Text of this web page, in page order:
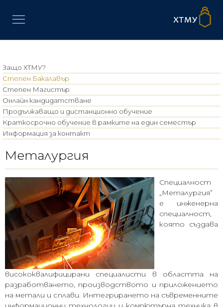
Защо ХТМУ?
Степен Бакалавър
Степен Магистър
Онлайн кандидатстване
Продължаващо и дистанционно обучение
Краткосрочно обучение в рамките на един семестър
Информация за контакт
Металургия
Специалност
„Металургия”
е инженерна
специалност,
която създава
висококвалифицирани специалисти в областта на
разработването, производството и приложението
на метали и сплави. Интегрирането на съвременните